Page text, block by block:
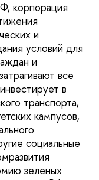
корпорация
и
условий для
и
все
в
транспорта,
кампусов,
социальные
зеленых